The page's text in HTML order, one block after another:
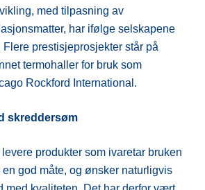
med tilpasning av
har ifølge selskapene
Flere prestisjeprosjekter står på
termohaller for bruk som
Rockford International.
skreddersøm
produkter som ivaretar bruken
god måte, og ønsker naturligvis